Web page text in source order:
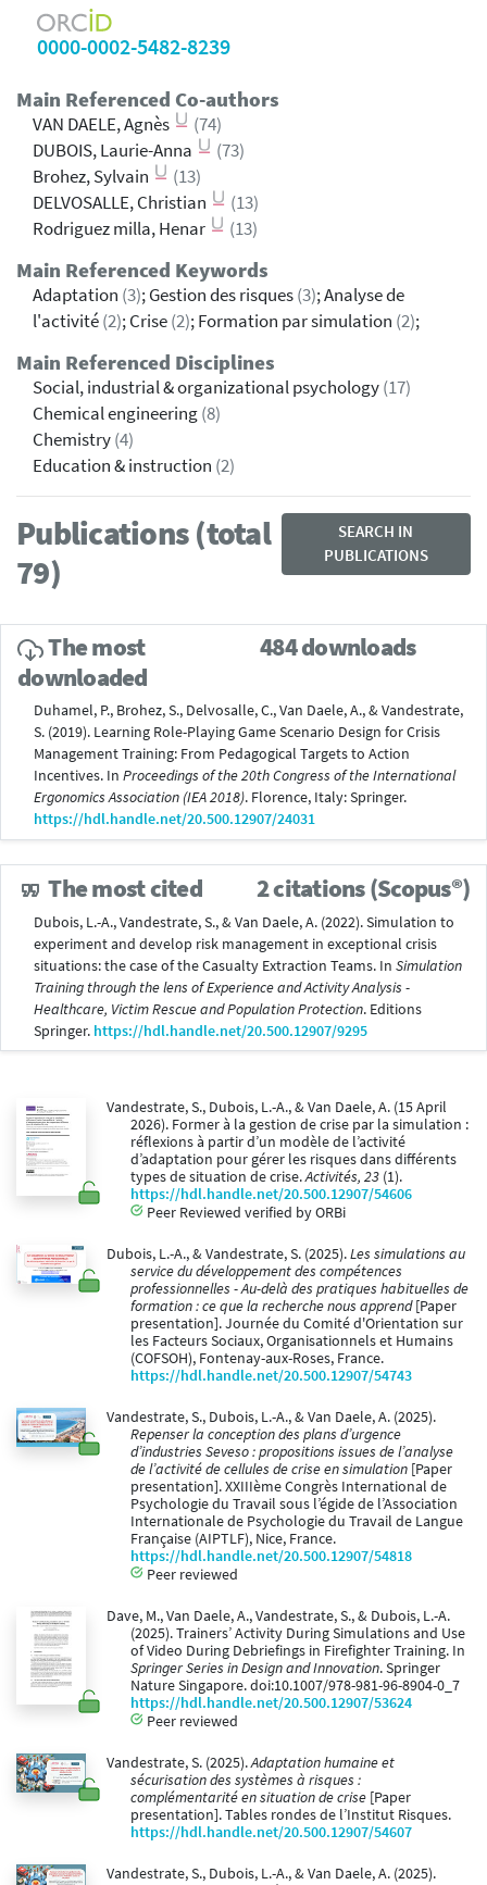
0000-0002-5482-8239
Main Referenced Co-authors
VAN DAELE, Agnès
(74)
DUBOIS, Laurie-Anna
(73)
Brohez, Sylvain
(13)
DELVOSALLE, Christian
(13)
Rodriguez milla, Henar
(13)
Main Referenced Keywords
Adaptation (3); Gestion des risques(3); Analyse de
l'activité(2); Crise(2); Formation par simulation (2);
Main Referenced Disciplines
Social, industrial & organizational psychology(17)
Chemical engineering(8)
Chemistry(4)
Education & instruction (2)
Publications (total
79)
SEARCH IN
PUBLICATIONS
The most
downloaded
484 downloads
Duhamel, P., Brohez, S., Delvosalle, C., Van Daele, A., & Vandestrate,
S. (2019). Learning Role-Playing Game Scenario Design for Crisis
Management Training: From Pedagogical Targets to Action
Incentives. In Proceedings of the 20th Congress of the International
Ergonomics Association (IEA 2018). Florence, Italy: Springer.
https://hdl.handle.net/20.500.12907/24031
The most cited 2 citations (Scopus®)
Dubois, L.-A., Vandestrate, S., & Van Daele, A. (2022). Simulation to
experiment and develop risk management in exceptional crisis
situations: the case of the Casualty Extraction Teams. In Simulation
Training through the lens of Experience and Activity Analysis -
Healthcare, Victim Rescue and Population Protection. Editions
Springer. https://hdl.handle.net/20.500.12907/9295
Vandestrate, S., Dubois, L.-A., & Van Daele, A. (15 April
2026). Former à la gestion de crise par la simulation :
réflexions à partir d’un modèle de l’activité
d’adaptation pour gérer les risques dans différents
types de situation de crise.Activités, 23 (1).
https://hdl.handle.net/20.500.12907/54606
Peer Reviewed verified by ORBi
Dubois, L.-A., & Vandestrate, S. (2025).Les simulations au
service du développement des compétences
professionnelles - Au-delà des pratiques habituelles de
formation : ce que la recherche nous apprend[Paper
presentation]. Journée du Comité d'Orientation sur
les Facteurs Sociaux, Organisationnels et Humains
(COFSOH), Fontenay-aux-Roses, France.
https://hdl.handle.net/20.500.12907/54743
Vandestrate, S., Dubois, L.-A., & Van Daele, A. (2025).
Repenser la conception des plans d’urgence
d’industries Seveso : propositions issues de l’analyse
de l’activité de cellules de crise en simulation [Paper
presentation]. XXIIIème Congrès International de
Psychologie du Travail sous l’égide de l’Association
Internationale de Psychologie du Travail de Langue
Française (AIPTLF), Nice, France.
https://hdl.handle.net/20.500.12907/54818
Peer reviewed
Dave, M., Van Daele, A., Vandestrate, S., & Dubois, L.-A.
(2025). Trainers’ Activity During Simulations and Use
of Video During Debriefings in Firefighter Training. In
Springer Series in Design and Innovation. Springer
Nature Singapore. doi:10.1007/978-981-96-8904-0_7
https://hdl.handle.net/20.500.12907/53624
Peer reviewed
Vandestrate, S. (2025).Adaptation humaine et
sécurisation des systèmes à risques :
complémentarité en situation de crise [Paper
presentation]. Tables rondes de l’Institut Risques.
https://hdl.handle.net/20.500.12907/54607
Vandestrate, S., Dubois, L.-A., & Van Daele, A. (2025).